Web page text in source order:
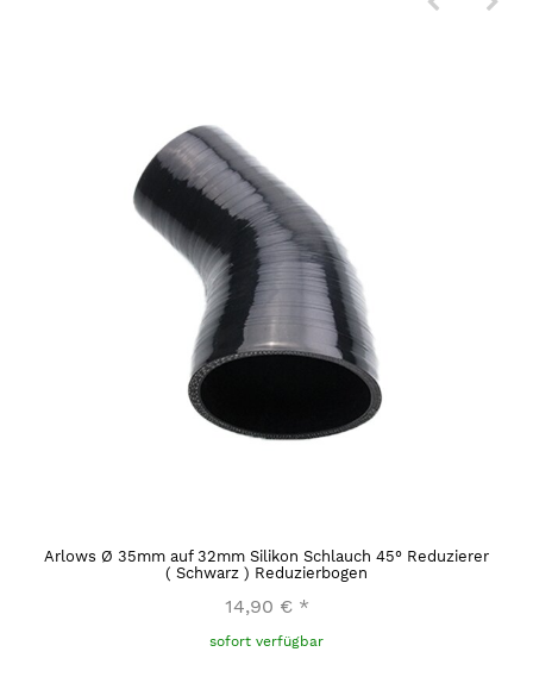
Arlows Ø 35mm auf 32mm Silikon Schlauch 45° Reduzierer
( Schwarz ) Reduzierbogen
14,90 € *
sofort verfügbar